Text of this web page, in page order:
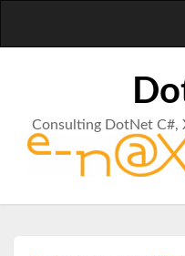
Consulting DotNet C#,